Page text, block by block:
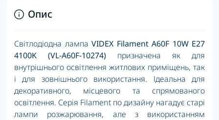
Опис
Світлодіодна лампа VIDEX Filament A60F 10W E27
4100K (VL-A60F-10274) призначена як для
внутрішнього освітлення житлових приміщень, так
і для зовнішнього використання. Ідеальна для
декоративного, місцевого та спрямованого
освітлення. Серія Filament по дизайну нагадує старі
лампи розжарювання, але з використанням